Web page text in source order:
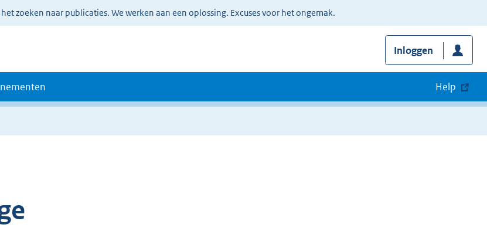
zoeken naar publicaties. We werken aan een oplossing. Excuses voor het ongemak.
Inloggen
Help